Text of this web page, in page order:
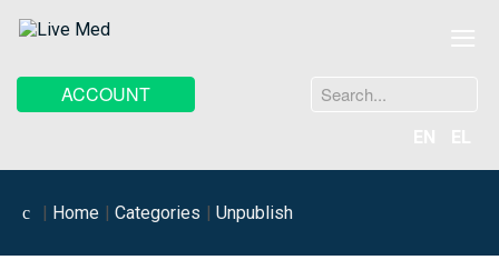
ACCOUNT
Home Categories Unpublish